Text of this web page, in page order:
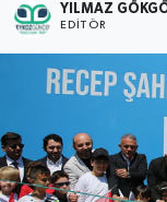
YILMAZ
EDITÖR